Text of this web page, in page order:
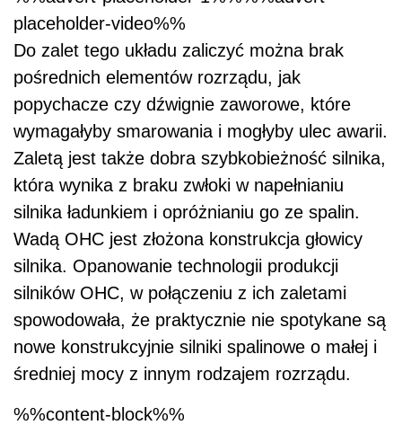
placeholder-video%%
Do zalet tego układu zaliczyć można brak
pośrednich elementów rozrządu, jak
popychacze czy dźwignie zaworowe, które
wymagałyby smarowania i mogłyby ulec awarii.
Zaletą jest także dobra szybkobieżność silnika,
która wynika z braku zwłoki w napełnianiu
silnika ładunkiem i opróżnianiu go ze spalin.
Wadą OHC jest złożona konstrukcja głowicy
silnika. Opanowanie technologii produkcji
silników OHC, w połączeniu z ich zaletami
spowodowała, że praktycznie nie spotykane są
nowe konstrukcyjnie silniki spalinowe o małej i
średniej mocy z innym rodzajem rozrządu.
%%content-block%%